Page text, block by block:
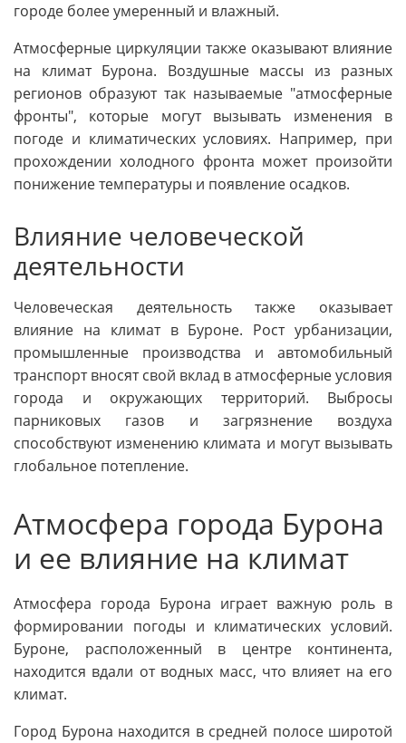
городе более умеренный и влажный.
Атмосферные циркуляции также оказывают влияние
на климат Бурона. Воздушные массы из разных
регионов образуют так называемые "атмосферные
фронты", которые могут вызывать изменения в
погоде и климатических условиях. Например, при
прохождении холодного фронта может произойти
понижение температуры и появление осадков.
Влияние человеческой
деятельности
Человеческая деятельность также оказывает
влияние на климат в Буроне. Рост урбанизации,
промышленные производства и автомобильный
транспорт вносят свой вклад в атмосферные условия
города и окружающих территорий. Выбросы
парниковых газов и загрязнение воздуха
способствуют изменению климата и могут вызывать
глобальное потепление.
Атмосфера города Бурона
и ее влияние на климат
Атмосфера города Бурона играет важную роль в
формировании погоды и климатических условий.
Буроне, расположенный в центре континента,
находится вдали от водных масс, что влияет на его
климат.
Город Бурона находится в средней полосе широтой